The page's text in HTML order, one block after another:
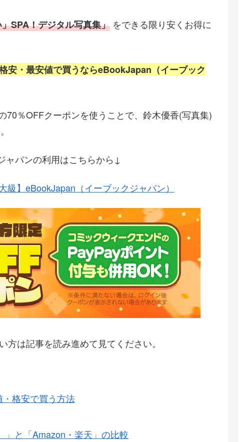
SPA！デジタル写真集」 をできる限り安くお得に
安・最安値で買うならeBookJapan（イーブック
％OFFクーポンを使うことで、鈴木優香(写真集)
ャパンの利用はこちらから↓
】eBookJapan（イーブックジャパン）
は記事を読み進めて見てください。
格安で買う方法
」と「Amazon・楽天」の比較